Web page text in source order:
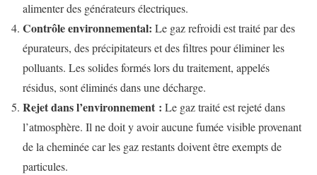
alimenter des générateurs électriques.
Contrôle environnemental: Le gaz refroidi est traité par des
épurateurs, des précipitateurs et des filtres pour éliminer les
polluants. Les solides formés lors du traitement, appelés
résidus, sont éliminés dans une décharge.
Rejet dans l’environnement : Le gaz traité est rejeté dans
l’atmosphère. Il ne doit y avoir aucune fumée visible provenant
de la cheminée car les gaz restants doivent être exempts de
particules.